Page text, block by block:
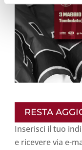
RESTA
Inserisci il tuo
e ricevere via e-